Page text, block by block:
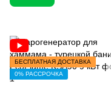
БЕСПЛАТНАЯ ДОСТАВКА
0% РАССРОЧКА